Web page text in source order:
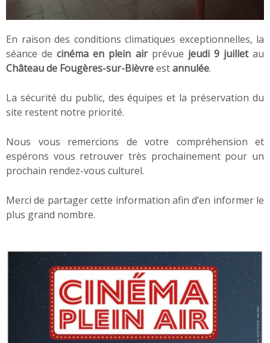
En raison des conditions climatiques exceptionnelles, la
séance decinéma en plein airprévue jeudi 9 juilletau
Château de Fougères-sur-Bièvreestannulée.
La sécurité du public, des équipes et la préservation du
site restent notre priorité.
Nous vous remercions de votre compréhension et
espérons vous retrouver très prochainement pour un
prochain rendez-vous culturel.
Merci de partager cette information afin d’en informer le
plus grand nombre.